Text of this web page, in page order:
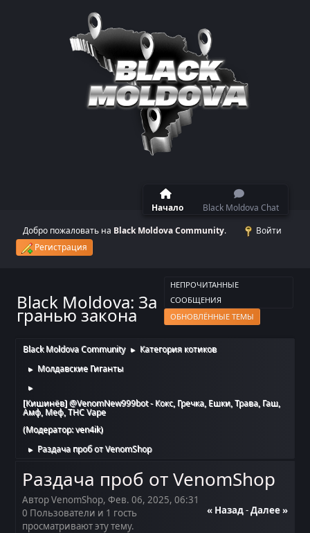
Начало
Black Moldova Chat
Добро пожаловать на Black Moldova Community.
Войти
Регистрация
Black Moldova: За
гранью закона
НЕПРОЧИТАННЫЕ
СООБЩЕНИЯ
ОБНОВЛЁННЫЕ ТЕМЫ
Black Moldova Community ► Категория котиков
► Молдавские Гиганты
►
[Кишинёв] @VenomNew999bot - Кокс, Гречка, Ешки, Трава, Гаш,
Амф, Меф, THC Vape
(Модератор:ven4ik)
► Раздача проб от VenomShop
Раздача проб от VenomShop
Автор VenomShop, Фев. 06, 2025, 06:31
« Назад-Далее »
0 Пользователи и 1 гость
просматривают эту тему.